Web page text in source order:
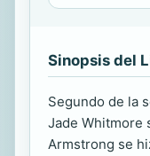
Sinopsis del
Segundo de la
Jade Whitmore
Armstrong se